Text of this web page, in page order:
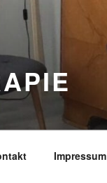
Impressum